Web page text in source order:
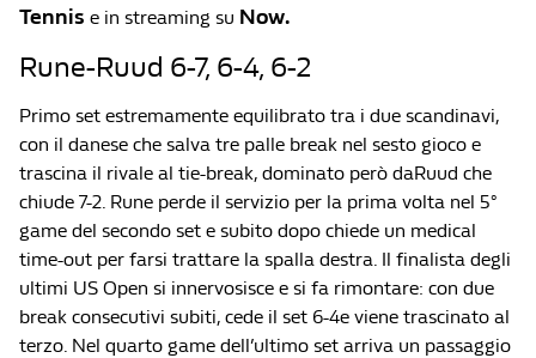
Tennis e in streaming su Now.
Rune-Ruud 6-7, 6-4, 6-2
Primo set estremamente equilibrato tra i due scandinavi,
con il danese che salva tre palle break nel sesto gioco e
trascina il rivale al tie-break, dominato però daRuud che
chiude 7-2. Rune perde il servizio per la prima volta nel 5°
game del secondo set e subito dopo chiede un medical
time-out per farsi trattare la spalla destra. Il finalista degli
ultimi US Open si innervosisce e si fa rimontare: con due
break consecutivi subiti, cede il set 6-4e viene trascinato al
terzo. Nel quarto game dell’ultimo set arriva un passaggio